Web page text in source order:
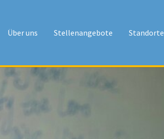
Über uns Stellenangebote Standorte